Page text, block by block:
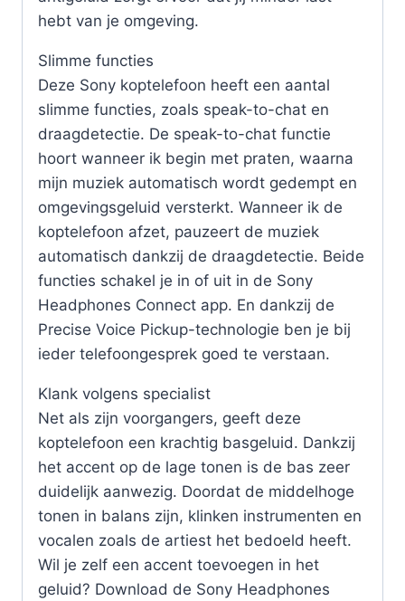
hebt van je omgeving.
Slimme functies
Deze Sony koptelefoon heeft een aantal
slimme functies, zoals speak-to-chat en
draagdetectie. De speak-to-chat functie
hoort wanneer ik begin met praten, waarna
mijn muziek automatisch wordt gedempt en
omgevingsgeluid versterkt. Wanneer ik de
koptelefoon afzet, pauzeert de muziek
automatisch dankzij de draagdetectie. Beide
functies schakel je in of uit in de Sony
Headphones Connect app. En dankzij de
Precise Voice Pickup-technologie ben je bij
ieder telefoongesprek goed te verstaan.
Klank volgens specialist
Net als zijn voorgangers, geeft deze
koptelefoon een krachtig basgeluid. Dankzij
het accent op de lage tonen is de bas zeer
duidelijk aanwezig. Doordat de middelhoge
tonen in balans zijn, klinken instrumenten en
vocalen zoals de artiest het bedoeld heeft.
Wil je zelf een accent toevoegen in het
geluid? Download de Sony Headphones